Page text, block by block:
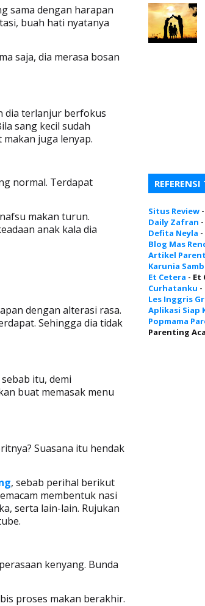
sama dengan harapan
buah hati nyatanya
saja, dia merasa bosan
dia terlanjur berfokus
sang kecil sudah
juga lenyap.
normal. Terdapat
makan turun.
anak kala dia
dengan alterasi rasa.
Sehingga dia tidak
itu, demi
buat memasak menu
Suasana itu hendak
, sebab perihal berikut
membentuk nasi
serta lain-lain. Rujukan
kenyang. Bunda
proses makan berakhir.
Situs Review
Daily Zafran
Defita Neyla
Blog Mas
Artikel
Karunia
Et Cetera - Et
Curhatanku -
Les Inggris
Aplikasi Siap
Popmama
Parenting